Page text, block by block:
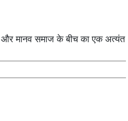
और मानव समाज के बीच का एक अत्यंत